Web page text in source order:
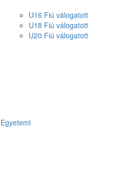
U16 Fiú válogatott
U18 Fiú válogatott
U20 Fiú válogatott
Egyetemi